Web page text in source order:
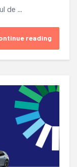
de ...
reading